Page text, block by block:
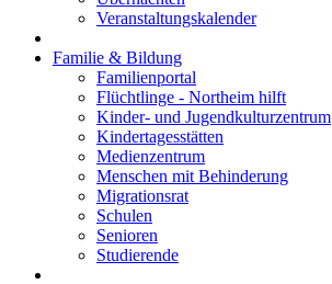
Veranstaltungskalender
Familie & Bildung
Familienportal
Flüchtlinge - Northeim hilft
Kinder- und Jugendkulturzentrum
Kindertagesstätten
Medienzentrum
Menschen mit Behinderung
Migrationsrat
Schulen
Senioren
Studierende